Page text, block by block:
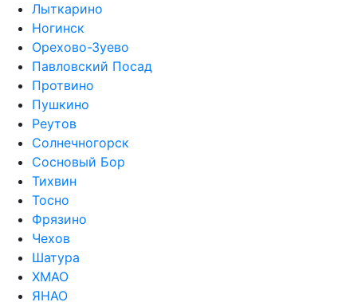
Лыткарино
Ногинск
Орехово-Зуево
Павловский Посад
Протвино
Пушкино
Реутов
Солнечногорск
Сосновый Бор
Тихвин
Тосно
Фрязино
Чехов
Шатура
ХМАО
ЯНАО